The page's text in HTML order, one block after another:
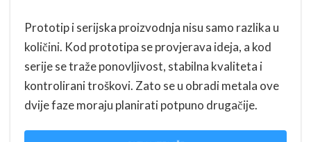
Prototip i serijska proizvodnja nisu samo razlika u
količini. Kod prototipa se provjerava ideja, a kod
serije se traže ponovljivost, stabilna kvaliteta i
kontrolirani troškovi. Zato se u obradi metala ove
dvije faze moraju planirati potpuno drugačije.